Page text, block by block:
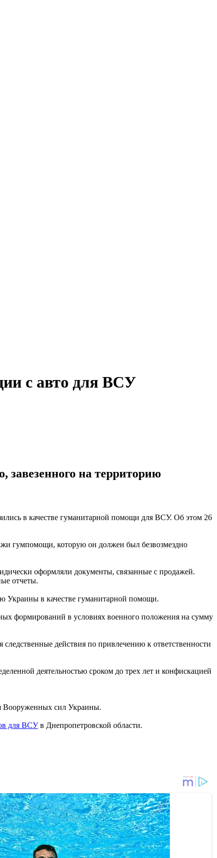
с авто для ВСУ
завезенного на территорию
в качестве гуманитарной помощи для ВСУ. Об этом 26
гумпомощи, которую он должен был безвозмездно
оформляли документы, связанные с продажей.
отчеты.
Украины в качестве гуманитарной помощи.
формирований в условиях военного положения на сумму
действия по привлечению к ответственности
деятельностью сроком до трех лет и конфискацией
Вооруженных сил Украины.
для ВСУв Днепропетровской области.